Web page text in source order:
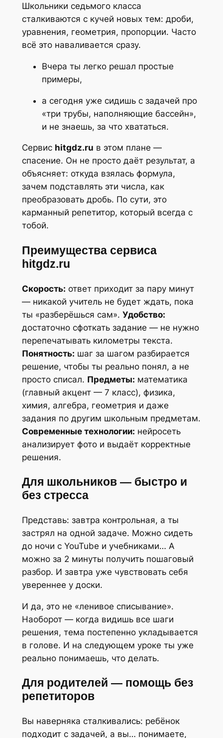
Школьники седьмого класса
сталкиваются с кучей новых тем: дроби,
уравнения, геометрия, пропорции. Часто
всё это наваливается сразу.
Вчера ты легко решал простые
примеры,
а сегодня уже сидишь с задачей про
«три трубы, наполняющие бассейн»,
и не знаешь, за что хвататься.
Сервис hitgdz.ru в этом плане —
спасение. Он не просто даёт результат, а
объясняет: откуда взялась формула,
зачем подставлять эти числа, как
преобразовать дробь. По сути, это
карманный репетитор, который всегда с
тобой.
Преимущества сервиса
hitgdz.ru
Скорость: ответ приходит за пару минут
— никакой учитель не будет ждать, пока
ты «разберёшься сам». Удобство:
достаточно сфоткать задание — не нужно
перепечатывать километры текста.
Понятность: шаг за шагом разбирается
решение, чтобы ты реально понял, а не
просто списал. Предметы: математика
(главный акцент — 7 класс), физика,
химия, алгебра, геометрия и даже
задания по другим школьным предметам.
Современные технологии: нейросеть
анализирует фото и выдаёт корректные
решения.
Для школьников — быстро и
без стресса
Представь: завтра контрольная, а ты
застрял на одной задаче. Можно сидеть
до ночи с YouTube и учебниками… А
можно за 2 минуты получить пошаговый
разбор. И завтра уже чувствовать себя
увереннее у доски.
И да, это не «ленивое списывание».
Наоборот — когда видишь все шаги
решения, тема постепенно укладывается
в голове. И на следующем уроке ты уже
реально понимаешь, что делать.
Для родителей — помощь без
репетиторов
Вы наверняка сталкивались: ребёнок
подходит с задачей, а вы… понимаете,